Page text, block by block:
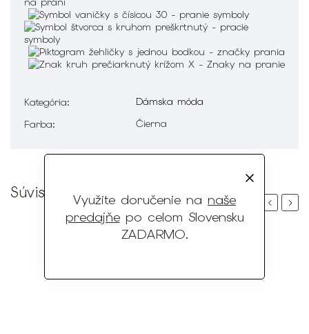
Využite doručenie na naše
predajňepo celom Slovensku
ZADARMO.
Kategória:
Dámska móda
Farba: Čierna
Súvisiaci tovar
PreviousNext